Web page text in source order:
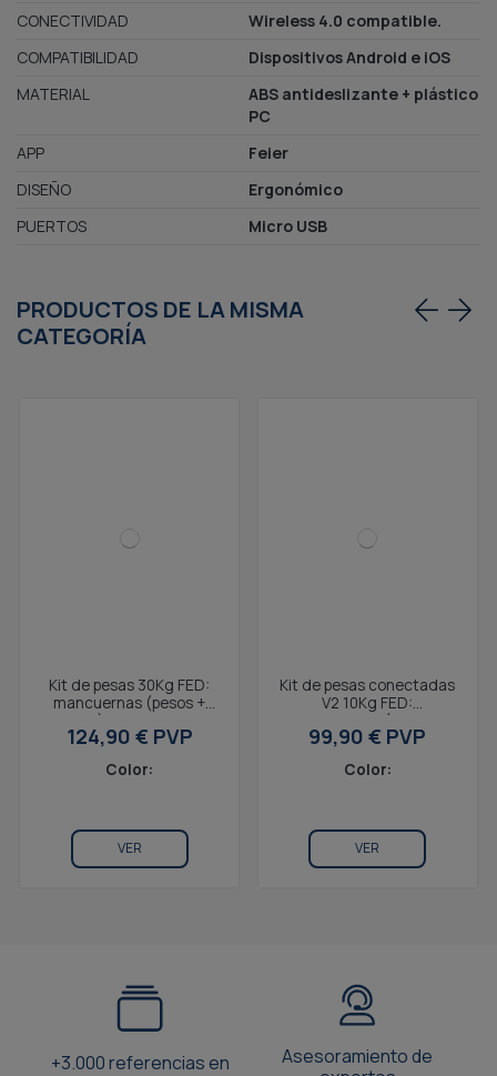
CONECTIVIDAD
Wireless 4.0 compatible.
COMPATIBILIDAD
Dispositivos Android e iOS
MATERIAL
ABS antideslizante + plástico
PC
APP
Feier
DISEÑO
Ergonómico
PUERTOS
Micro USB
PRODUCTOS DE LA MISMA
CATEGORÍA
Kit de pesas 30Kg FED:
mancuernas (pesos +
barras) + barra + pesa
rusa
124,90 € PVP
Color:
VER
Kit de pesas conectadas
V2 10Kg FED:
mancuernas (pesos +
barras) + barra + pesa
99,90 € PVP
Color:
VER
+3.000 referencias en
Asesoramiento de